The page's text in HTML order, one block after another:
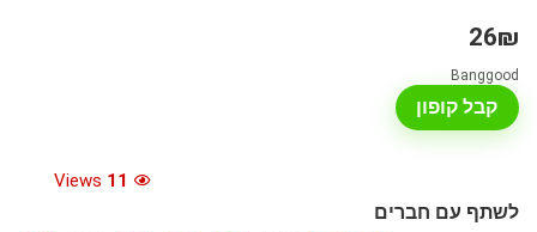
26₪
Banggood
קבל קופון
11
לשתף עם חברים